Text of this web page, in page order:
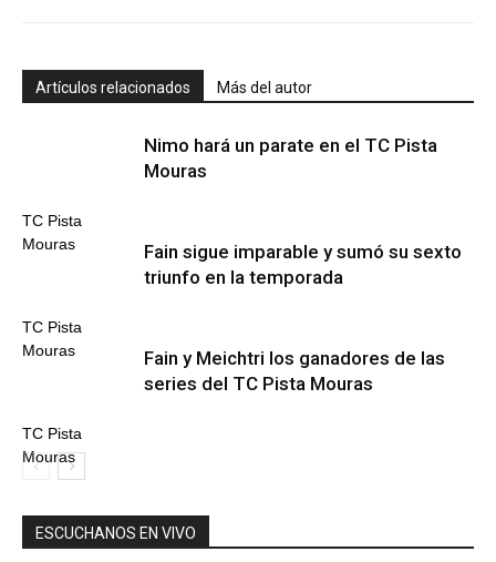
Artículos relacionados Más del autor
TC Pista
Mouras
Nimo hará un parate en el TC Pista
Mouras
TC Pista
Mouras
Fain sigue imparable y sumó su sexto
triunfo en la temporada
TC Pista
Mouras
Fain y Meichtri los ganadores de las
series del TC Pista Mouras
ESCUCHANOS EN VIVO